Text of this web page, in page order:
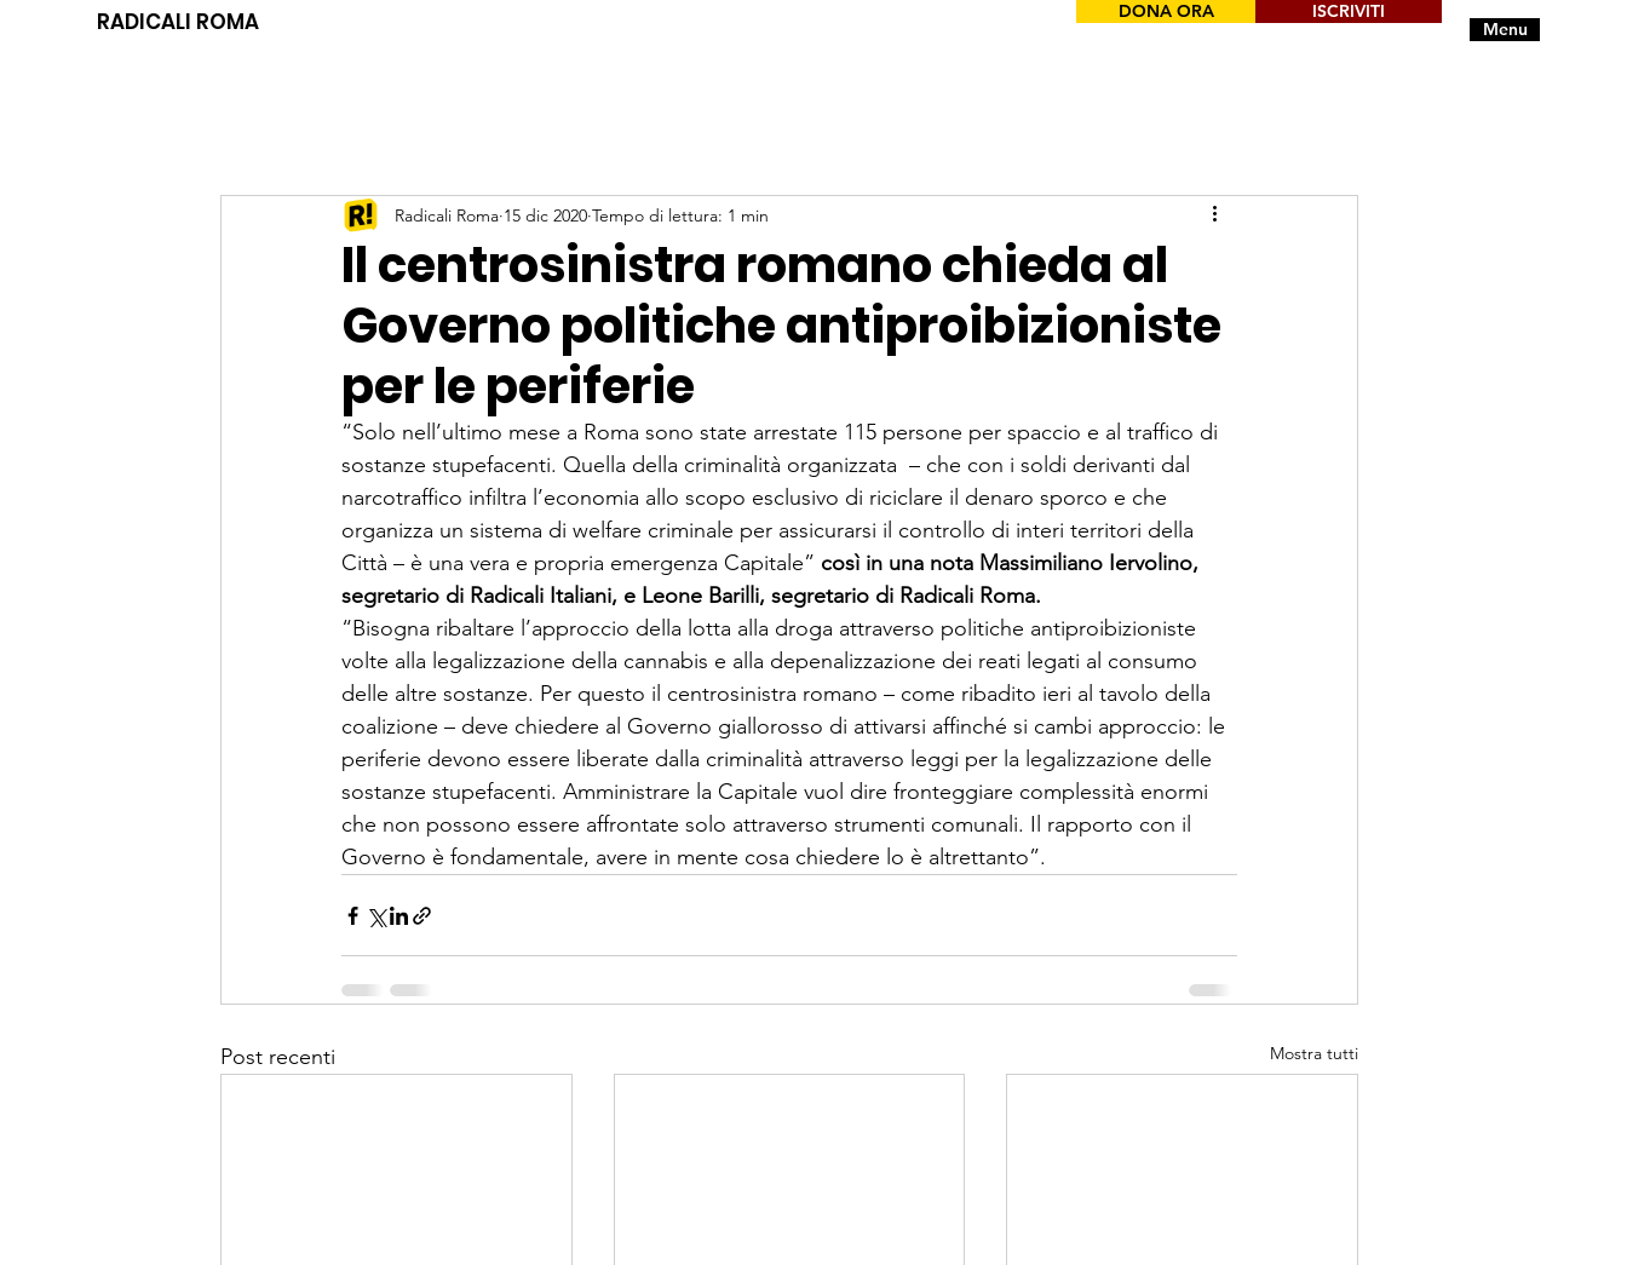
RADICALI ROMA Menu
DONA ORA ISCRIVITI
Il centrosinistra romano chieda al
Governo politiche antiproibizioniste
per le periferie
Radicali Roma 15 dic 2020 Tempo di lettura: 1 min
“Solo nell’ultimo mese a Roma sono state arrestate 115 persone per spaccio e al traffico di
sostanze stupefacenti. Quella della criminalità organizzata  – che con i soldi derivanti dal
narcotraffico infiltra l’economia allo scopo esclusivo di riciclare il denaro sporco e che
organizza un sistema di welfare criminale per assicurarsi il controllo di interi territori della
Città – è una vera e propria emergenza Capitale” così in una nota Massimiliano Iervolino,
segretario di Radicali Italiani, e Leone Barilli, segretario di Radicali Roma.
“Bisogna ribaltare l’approccio della lotta alla droga attraverso politiche antiproibizioniste
volte alla legalizzazione della cannabis e alla depenalizzazione dei reati legati al consumo
delle altre sostanze. Per questo il centrosinistra romano – come ribadito ieri al tavolo della
coalizione – deve chiedere al Governo giallorosso di attivarsi affinché si cambi approccio: le
periferie devono essere liberate dalla criminalità attraverso leggi per la legalizzazione delle
sostanze stupefacenti. Amministrare la Capitale vuol dire fronteggiare complessità enormi
che non possono essere affrontate solo attraverso strumenti comunali. Il rapporto con il
Governo è fondamentale, avere in mente cosa chiedere lo è altrettanto”.
Post recenti Mostra tutti